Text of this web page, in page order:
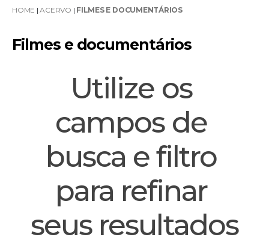
HOME |ACERVO | FILMES E DOCUMENTÁRIOS
Filmes e documentários
Utilize os
campos de
busca e filtro
para refinar
seus resultados